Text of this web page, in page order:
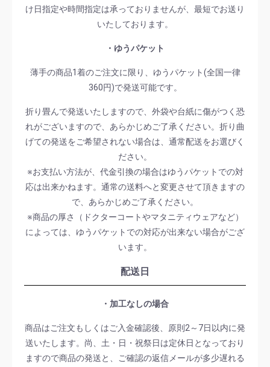
け日指定や時間指定は承っておりませんが、最短でお送り
いたしております。
・ゆうパケット
薄手の商品1着のご注文に限り、ゆうパケット(全国一律
360円)で発送可能です。
折り畳んで発送いたしますので、外袋や台紙に傷がつく恐
れがございますので、あらかじめご了承ください。折り曲
げての発送をご希望されない場合は、通常配送をお選びく
ださい。
※お支払い方法が、代金引換の場合はゆうパケットでの対
応は出来かねます。通常の送料へと変更させて頂きますの
で、あらかじめご了承ください。
※商品の厚さ（ドクターコートやマタニティウェアなど）
によっては、ゆうパケットでの対応が出来ない場合がござ
います。
配送日
・加工なしの場合
商品はご注文もしくはご入金確認後、原則2～7日以内に発
送いたします。尚、土・日・祝祭日は定休日となっており
ますので商品の発送と、ご確認の返信メールが多少遅れる